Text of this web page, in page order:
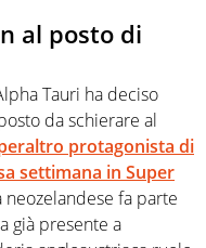
al posto di
Tauri ha deciso
da schierare al
protagonista di
settimana in Super
neozelandese fa parte
già presente a